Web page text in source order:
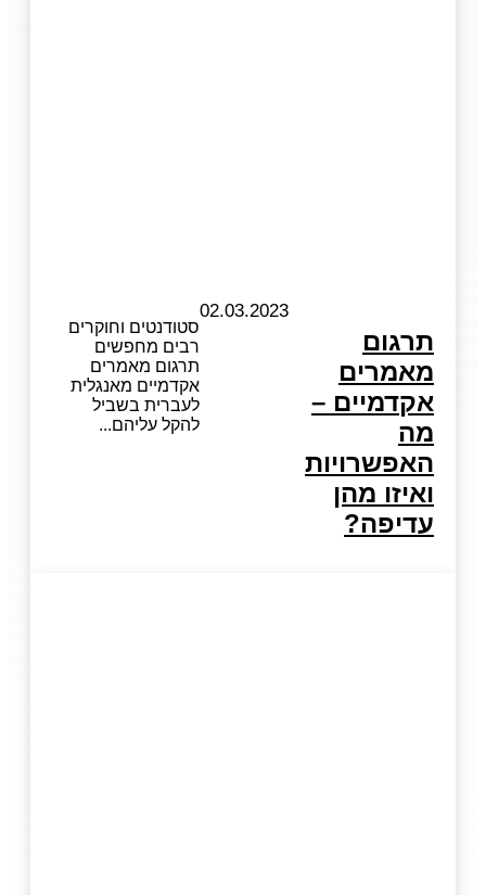
תרגום
מאמרים
אקדמיים –
מה
האפשרויות
ואיזו מהן
עדיפה?
02.03.2023
סטודנטים וחוקרים
רבים מחפשים
תרגום מאמרים
אקדמיים מאנגלית
לעברית בשביל
להקל עליהם